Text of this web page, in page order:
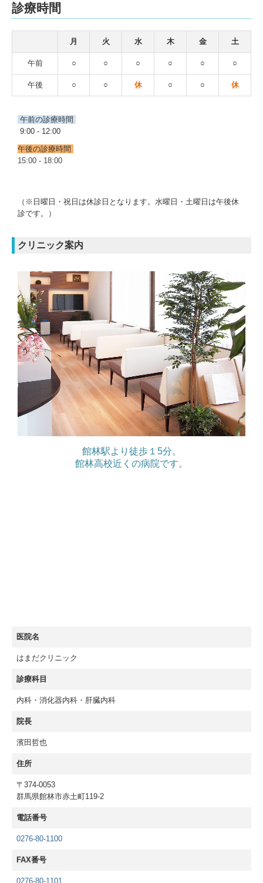
クリニック案内
館林駅より徒歩１5分。
館林高校近くの病院です。
医院名
はまだクリニック
診療科目
内科・消化器内科・肝臓内科
院長
濱田哲也
住所
〒374-0053
群馬県館林市赤土町119-2
電話番号
0276-80-1100
FAX番号
0276-80-1101
診療時間
月 火 水 木 金 土
午前 ○ ○ ○ ○ ○ ○
午後 ○ ○ 休 ○ ○ 休
午前の診療時間
9:00 - 12:00
午後の診療時間
15:00 - 18:00
（※日曜日・祝日は休診日となります。水曜日・土曜日は午後休
診です。）